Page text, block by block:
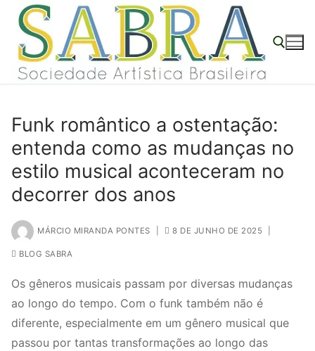
conteúdo
Pular
para
conteúdo
Funk romântico a ostentação:
entenda como as mudanças no
estilo musical aconteceram no
decorrer dos anos
MÁRCIO MIRANDA PONTES 8 DE JUNHO DE 2025
BLOG SABRA
Os gêneros musicais passam por diversas mudanças
ao longo do tempo. Com o funk também não é
diferente, especialmente em um gênero musical que
passou por tantas transformações ao longo das